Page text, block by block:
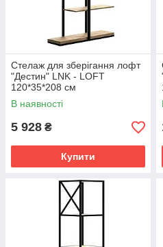
Стелаж для зберігання лофт
"Дестин" LNK - LOFT
120*35*208 см
В наявності
5 928 ₴
Купити